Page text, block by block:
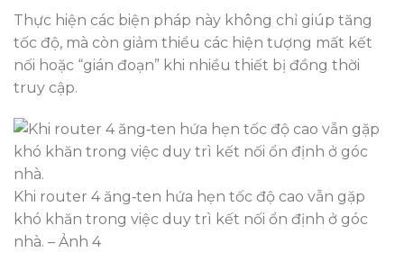
Thực hiện các biện pháp này không chỉ giúp tăng
tốc độ, mà còn giảm thiểu các hiện tượng mất kết
nối hoặc “gián đoạn” khi nhiều thiết bị đồng thời
truy cập.
Khi router 4 ăng‑ten hứa hẹn tốc độ cao vẫn gặp
khó khăn trong việc duy trì kết nối ổn định ở góc
nhà. – Ảnh 4